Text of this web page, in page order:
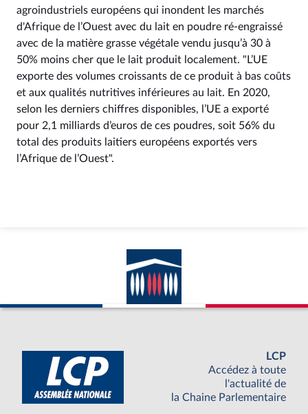
agroindustriels européens qui inondent les marchés
d'Afrique de l’Ouest avec du lait en poudre ré-engraissé
avec de la matière grasse végétale vendu jusqu’à 30 à
50% moins cher que le lait produit localement. "L’UE
exporte des volumes croissants de ce produit à bas coûts
et aux qualités nutritives inférieures au lait. En 2020,
selon les derniers chiffres disponibles, l’UE a exporté
pour 2,1 milliards d’euros de ces poudres, soit 56% du
total des produits laitiers européens exportés vers
l’Afrique de l’Ouest".
LCP
Accédez à toute
l'actualité de
la Chaine Parlementaire